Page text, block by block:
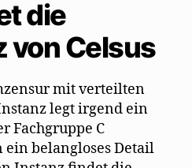
von
„Das
vom
Leben“
die
von Celsus
mit verteilten
legt irgend ein
Fachgruppe C
belangloses Detail